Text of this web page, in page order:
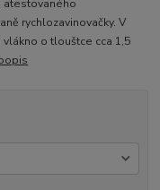
atestovaného
rychlozavinovačky. V
o tlouštce cca 1,5